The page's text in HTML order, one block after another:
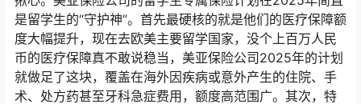
是留学生的“守护神”。首先最硬核的就是他们的医疗保障额
度大幅提升，现在去欧美主要留学国家，没个上百万人民
币的医疗保障真不敢说稳当，美亚保险公司2025年的计划
就做足了这块，覆盖在海外因疾病或意外产生的住院、手
术、处方药甚至牙科急症费用，额度高范围广。其次，特